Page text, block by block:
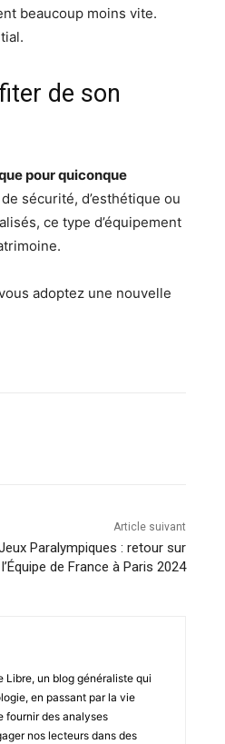
beaucoup moins vite.
de son
pour quiconque
sécurité, d’esthétique ou
ce type d’équipement
adoptez une nouvelle
Article suivant
Paralympiques : retour sur
de France à Paris 2024
un blog généraliste qui
en passant par la vie
fournir des analyses
nos lecteurs dans des